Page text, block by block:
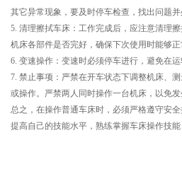
其它异常现象，要及时停车检查，找出问题并
5. 清理擦拭车床：工作完成后，应注意清理
机床各部件是否完好，确保下次使用时能够正
6. 变速操作：变速时必须停车进行，避免在运
7. 禁止事项：严禁在开车状态下调整机床、
或操作。严禁两人同时操作一台机床，以免发
总之，在操作普通车床时，必须严格遵守安
提高自己的技能水平，熟练掌握车床操作技能